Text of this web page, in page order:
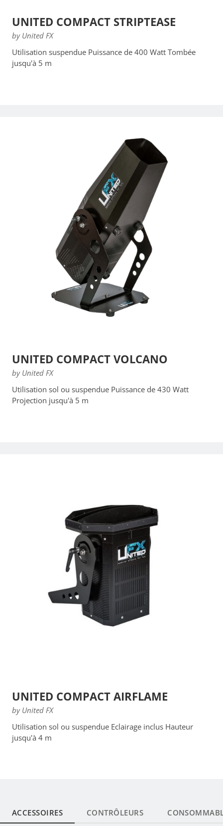
UNITED COMPACT STRIPTEASE
by United FX
Utilisation suspendue Puissance de 400 Watt Tombée
jusqu'à 5 m
UNITED COMPACT VOLCANO
by United FX
Utilisation sol ou suspendue Puissance de 430 Watt
Projection jusqu'à 5 m
UNITED COMPACT AIRFLAME
by United FX
Utilisation sol ou suspendue Eclairage inclus Hauteur
jusqu'à 4 m
ACCESSOIRES CONTRÔLEURS